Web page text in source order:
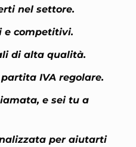
nel settore.
e competitivi.
di alta qualità.
IVA regolare.
e sei tu a
per aiutarti